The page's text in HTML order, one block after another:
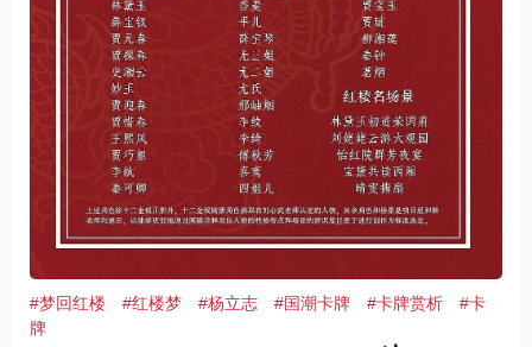
#梦回红楼 #红楼梦 #杨立志 #国潮卡牌 #卡牌赏析
#卡
牌